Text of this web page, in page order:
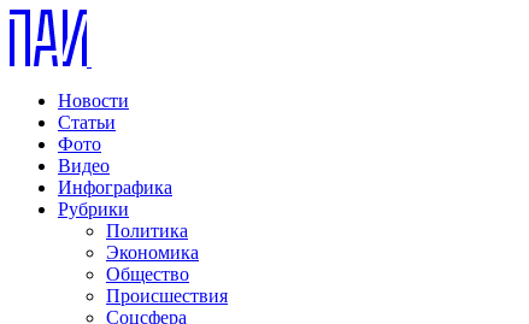
Новости
Статьи
Фото
Видео
Инфографика
Рубрики
Политика
Экономика
Общество
Происшествия
Соцсфера